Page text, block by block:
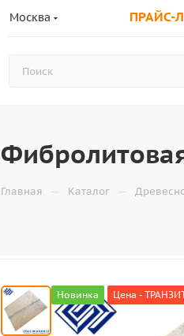
Москва ПРАЙС-
Главная — Каталог —
Новинка Цена -